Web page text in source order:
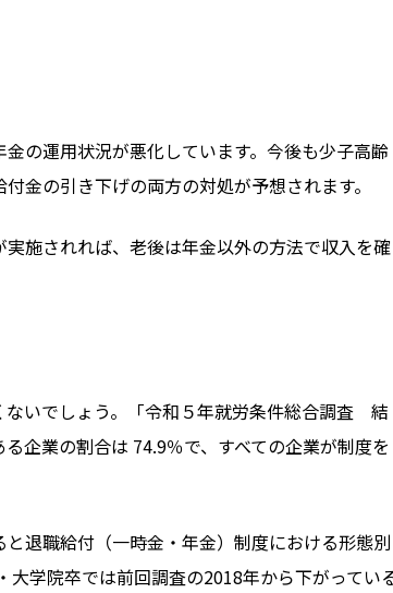
の運用状況が悪化しています。今後も少子高齢
金の引き下げの両方の対処が予想されます。
施されれば、老後は年金以外の方法で収入を確
いでしょう。「令和５年就労条件総合調査 結
企業の割合は 74.9％で、すべての企業が制度を
退職給付（一時金・年金）制度における形態別
大学院卒では前回調査の2018年から下がってい